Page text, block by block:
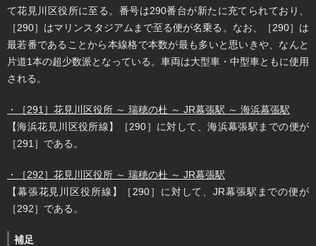
て花見川区役所に至る。番号は290番台が新たに充てられており、
［290］はマリンスタジアムまで至る便が名乗る。なお、［290］は
最若番であることから本線格で本数が最も多いと思いきや、なんと
片道1本の超少数派となっている。車両は大型車・中型車ともに使用
される。
・［291］花見川区役所 ～ 瑞穂の杜 ～ JR幕張駅 ～ 海浜幕張駅
【海浜花見川区役所線】［290］に対して、海浜幕張駅までの便が
［291］である。
・［292］花見川区役所 ～ 瑞穂の杜 ～ JR幕張駅
【幕張花見川区役所線】［290］に対して、JR幕張駅までの便が
［292］である。
補足